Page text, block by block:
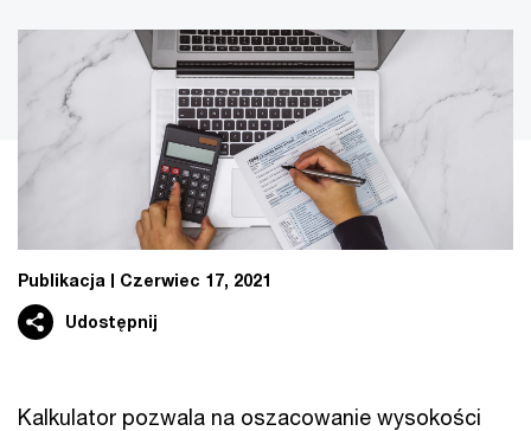
Publikacja Czerwiec 17, 2021
Udostępnij
Kalkulator pozwala na oszacowanie wysokości